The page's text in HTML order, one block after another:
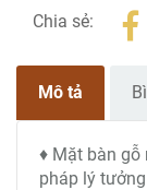
Chia sẻ:
Mô tả
♦ Mặt bàn gỗ
pháp lý